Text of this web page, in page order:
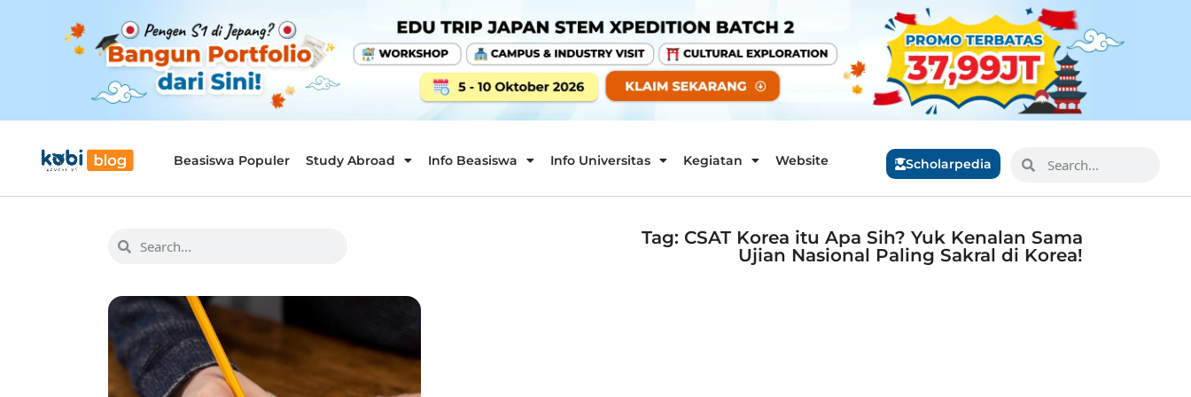
Beasiswa Populer Study Abroad Info Beasiswa Info Universitas Kegiatan Website Scholarpedia
Tag: CSAT Korea itu Apa Sih? Yuk Kenalan Sama
Ujian Nasional Paling Sakral di Korea!